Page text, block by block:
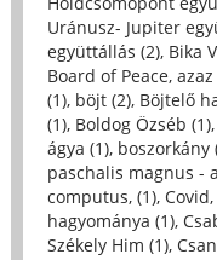
Uránusz- Jupiter
együttállás (2), Bika
Board of Peace,
(1), böjt (2), Böjtelő
(1), Boldog Özséb (1),
ágya (1), boszorkány
paschalis magnus -
computus, (1), Covid,
hagyománya (1),
Székely Him (1),